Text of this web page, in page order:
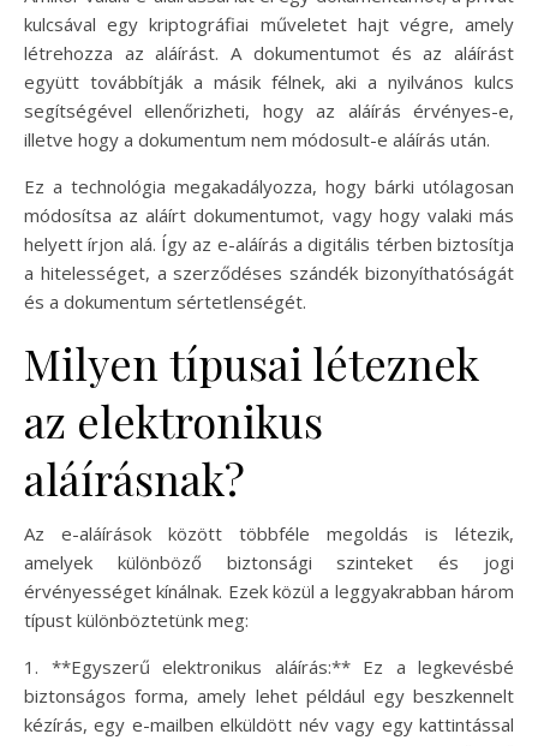
kulcsával egy kriptográfiai műveletet hajt végre, amely
létrehozza az aláírást. A dokumentumot és az aláírást
együtt továbbítják a másik félnek, aki a nyilvános kulcs
segítségével ellenőrizheti, hogy az aláírás érvényes-e,
illetve hogy a dokumentum nem módosult-e aláírás után.
Ez a technológia megakadályozza, hogy bárki utólagosan
módosítsa az aláírt dokumentumot, vagy hogy valaki más
helyett írjon alá. Így az e-aláírás a digitális térben biztosítja
a hitelességet, a szerződéses szándék bizonyíthatóságát
és a dokumentum sértetlenségét.
Milyen típusai léteznek
az elektronikus
aláírásnak?
Az e-aláírások között többféle megoldás is létezik,
amelyek különböző biztonsági szinteket és jogi
érvényességet kínálnak. Ezek közül a leggyakrabban három
típust különböztetünk meg:
1. **Egyszerű elektronikus aláírás:** Ez a legkevésbé
biztonságos forma, amely lehet például egy beszkennelt
kézírás, egy e-mailben elküldött név vagy egy kattintással